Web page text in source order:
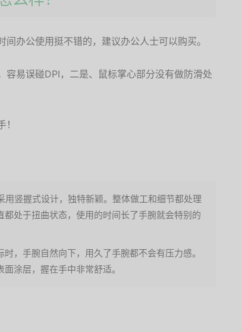
办公使用挺不错的，建议办公人士可以购买。
易误碰DPI，二是、鼠标掌心部分没有做防滑处
竖握式设计，独特新颖。整体做工和细节都处理
处于扭曲状态，使用的时间长了手腕就会特别的
，手腕自然向下，用久了手腕都不会有压力感。
涂层，握在手中非常舒适。